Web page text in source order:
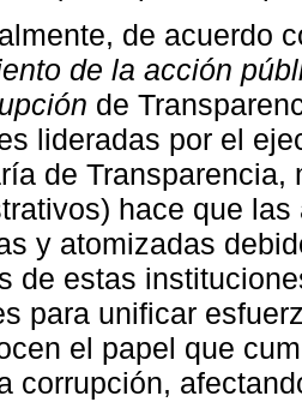
de acuerdo
de la acción
de
lideradas por el
de
hace que
y atomizadas
de estas
para unificar
el papel que
corrupción,